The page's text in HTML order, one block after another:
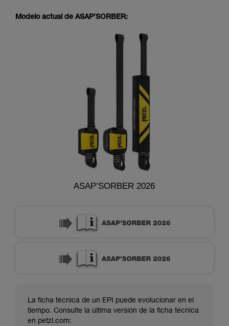
Modelo actual de ASAP’SORBER:
ASAP’SORBER 2026
La ficha técnica de un EPI puede evolucionar en el
tiempo. Consulte la última versión de la ficha técnica
en petzl.com: